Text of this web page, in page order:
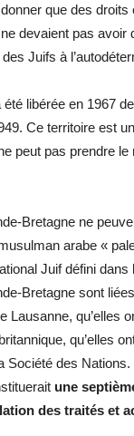
que des droits
devaient pas avoir
Juifs à
libérée en 1967
Ce territoire est
peut pas prendre le
Bretagne ne
arabe «
Juif défini dans
Bretagne sont
Lausanne, qu’elles
qu’elles
Société des Nations.
une
des traités et